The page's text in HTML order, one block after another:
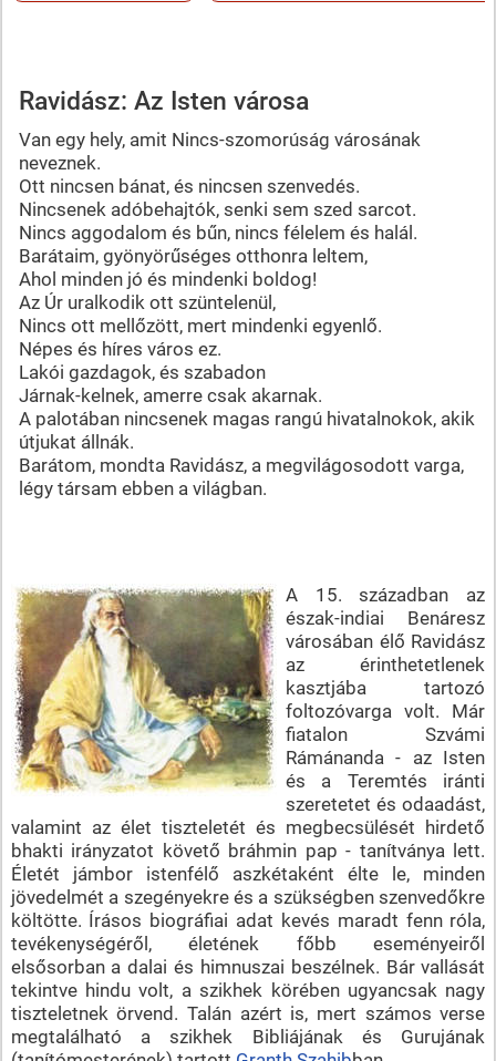
Ravidász: Az Isten városa
Van egy hely, amit Nincs-szomorúság városának
neveznek.
Ott nincsen bánat, és nincsen szenvedés.
Nincsenek adóbehajtók, senki sem szed sarcot.
Nincs aggodalom és bűn, nincs félelem és halál.
Barátaim, gyönyörűséges otthonra leltem,
Ahol minden jó és mindenki boldog!
Az Úr uralkodik ott szüntelenül,
Nincs ott mellőzött, mert mindenki egyenlő.
Népes és híres város ez.
Lakói gazdagok, és szabadon
Járnak-kelnek, amerre csak akarnak.
A palotában nincsenek magas rangú hivatalnokok, akik
útjukat állnák.
Barátom, mondta Ravidász, a megvilágosodott varga,
légy társam ebben a világban.
A 15. században az
észak-indiai Benáresz
városában élő Ravidász
az érinthetetlenek
kasztjába tartozó
foltozóvarga volt. Már
fiatalon Szvámi
Rámánanda - az Isten
és a Teremtés iránti
szeretetet és odaadást,
valamint az élet tiszteletét és megbecsülését hirdető
bhakti irányzatot követő bráhmin pap - tanítványa lett.
Életét jámbor istenfélő aszkétaként élte le, minden
jövedelmét a szegényekre és a szükségben szenvedőkre
költötte. Írásos biográfiai adat kevés maradt fenn róla,
tevékenységéről, életének főbb eseményeiről
elsősorban a dalai és himnuszai beszélnek. Bár vallását
tekintve hindu volt, a szikhek körében ugyancsak nagy
tiszteletnek örvend. Talán azért is, mert számos verse
megtalálható a szikhek Bibliájának és Gurujának